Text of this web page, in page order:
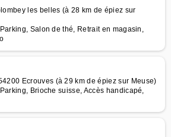
les belles (à 28 km de épiez sur
Salon de thé, Retrait en magasin,
Ecrouves (à 29 km de épiez sur Meuse)
Brioche suisse, Accès handicapé,